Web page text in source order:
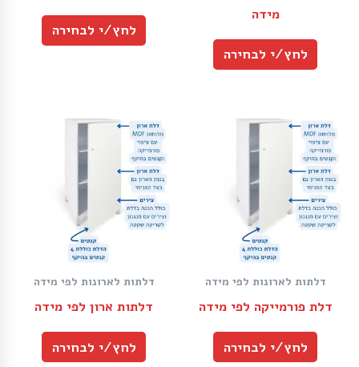
מידה
לחץ/י לבחירה
לחץ/י לבחירה
דלתות לארונות לפי מידה
דלת פורמייקה לפי מידה
לחץ/י לבחירה
דלתות לארונות לפי מידה
דלתות ארון לפי מידה
לחץ/י לבחירה